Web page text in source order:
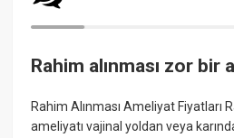
Rahim alınması zor bir
Rahim Alınması Ameliyat Fiyatları
ameliyatı vajinal yoldan veya